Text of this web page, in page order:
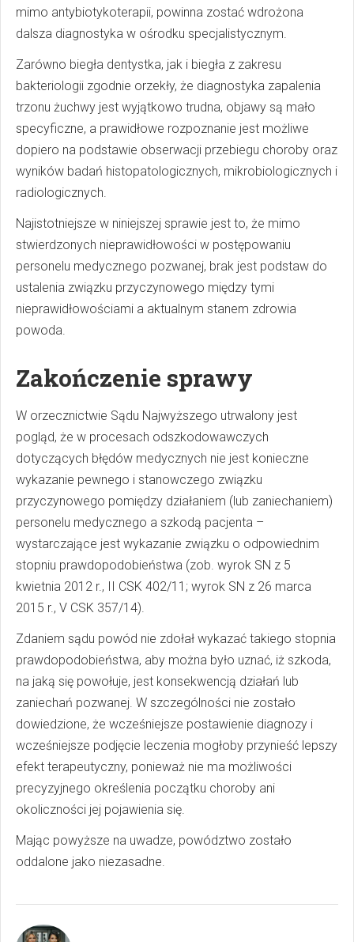
mimo antybiotykoterapii, powinna zostać wdrożona
dalsza diagnostyka w ośrodku specjalistycznym.
Zarówno biegła dentystka, jak i biegła z zakresu
bakteriologii zgodnie orzekły, że diagnostyka zapalenia
trzonu żuchwy jest wyjątkowo trudna, objawy są mało
specyficzne, a prawidłowe rozpoznanie jest możliwe
dopiero na podstawie obserwacji przebiegu choroby oraz
wyników badań histopatologicznych, mikrobiologicznych i
radiologicznych.
Najistotniejsze w niniejszej sprawie jest to, że mimo
stwierdzonych nieprawidłowości w postępowaniu
personelu medycznego pozwanej, brak jest podstaw do
ustalenia związku przyczynowego między tymi
nieprawidłowościami a aktualnym stanem zdrowia
powoda.
Zakończenie sprawy
W orzecznictwie Sądu Najwyższego utrwalony jest
pogląd, że w procesach odszkodowawczych
dotyczących błędów medycznych nie jest konieczne
wykazanie pewnego i stanowczego związku
przyczynowego pomiędzy działaniem (lub zaniechaniem)
personelu medycznego a szkodą pacjenta –
wystarczające jest wykazanie związku o odpowiednim
stopniu prawdopodobieństwa (zob. wyrok SN z 5
kwietnia 2012 r., II CSK 402/11; wyrok SN z 26 marca
2015 r., V CSK 357/14).
Zdaniem sądu powód nie zdołał wykazać takiego stopnia
prawdopodobieństwa, aby można było uznać, iż szkoda,
na jaką się powołuje, jest konsekwencją działań lub
zaniechań pozwanej. W szczególności nie zostało
dowiedzione, że wcześniejsze postawienie diagnozy i
wcześniejsze podjęcie leczenia mogłoby przynieść lepszy
efekt terapeutyczny, ponieważ nie ma możliwości
precyzyjnego określenia początku choroby ani
okoliczności jej pojawienia się.
Mając powyższe na uwadze, powództwo zostało
oddalone jako niezasadne.